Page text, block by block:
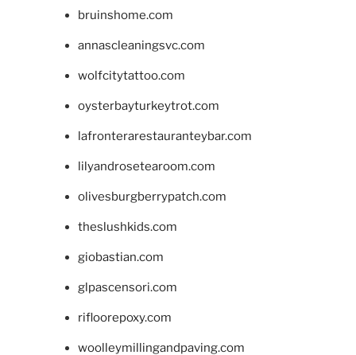
bruinshome.com
annascleaningsvc.com
wolfcitytattoo.com
oysterbayturkeytrot.com
lafronterarestauranteybar.com
lilyandrosetearoom.com
olivesburgberrypatch.com
theslushkids.com
giobastian.com
glpascensori.com
rifloorepoxy.com
woolleymillingandpaving.com